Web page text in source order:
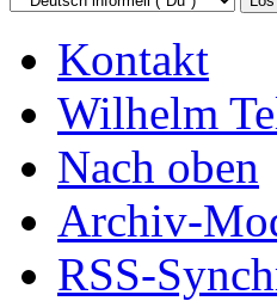
Kontakt
Wilhelm
Nach oben
Archiv-
RSS-